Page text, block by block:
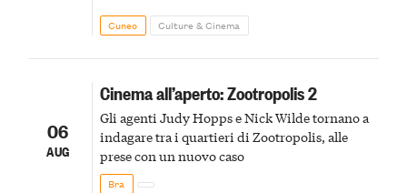
Cuneo Culture & Cinema
06
AUG
Cinema all’aperto: Zootropolis 2
Gli agenti Judy Hopps e Nick Wilde tornano a
indagare tra i quartieri di Zootropolis, alle
prese con un nuovo caso
Bra